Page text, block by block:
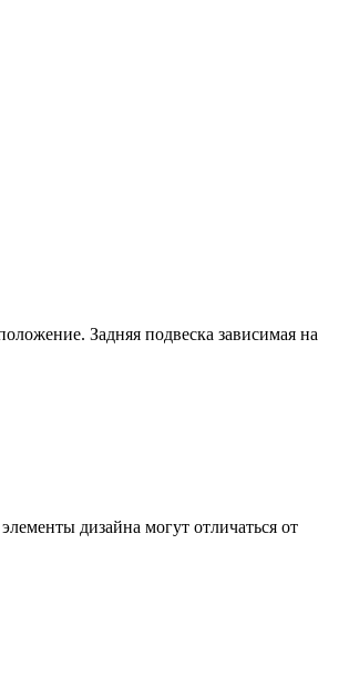
Задняя подвеска зависимая на
дизайна могут отличаться от